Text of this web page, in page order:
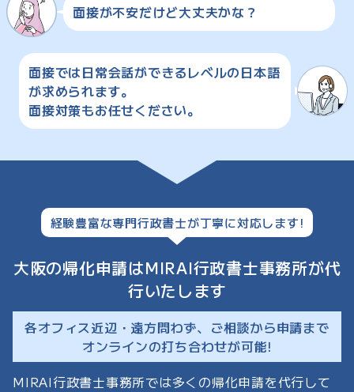
面接が不安だけど大丈夫かな？
面接では日常会話ができるレベルの日本語
が求められます。
面接対策もお任せください。
経験豊富な専門行政書士が丁寧に対応します!
大阪の帰化申請はMIRAI行政書士事務所が代
行いたします
各オフィス近辺・遠方問わず、ご相談から申請まで
オンラインの打ち合わせが可能!
MIRAI行政書士事務所では多くの帰化申請を代行して